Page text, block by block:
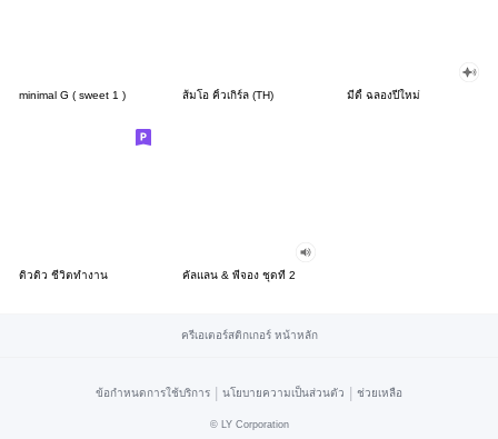
minimal G ( sweet 1 ) ส้มโอ คิ้วเกิร์ล (TH) มีดี้ ฉลองปีใหม่
ดิวดิว ชีวิตทำงาน คัลแลน & พี่จอง ชุดที่ 2
ครีเอเตอร์สติกเกอร์ หน้าหลัก
ข้อกำหนดการใช้บริการ | นโยบายความเป็นส่วนตัว | ช่วยเหลือ
© LY Corporation